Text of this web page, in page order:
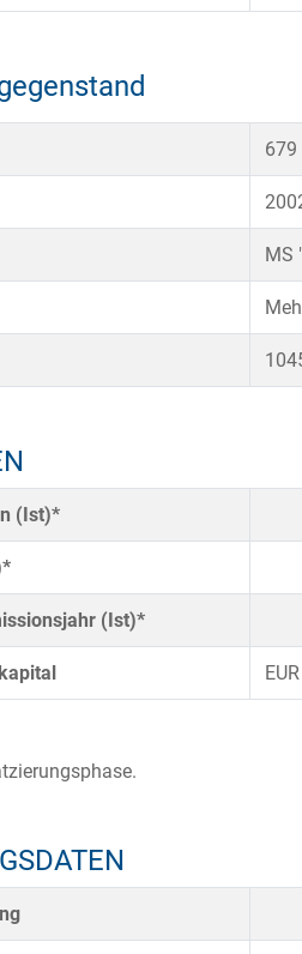
679
MS
(Ist)*
(Ist)*